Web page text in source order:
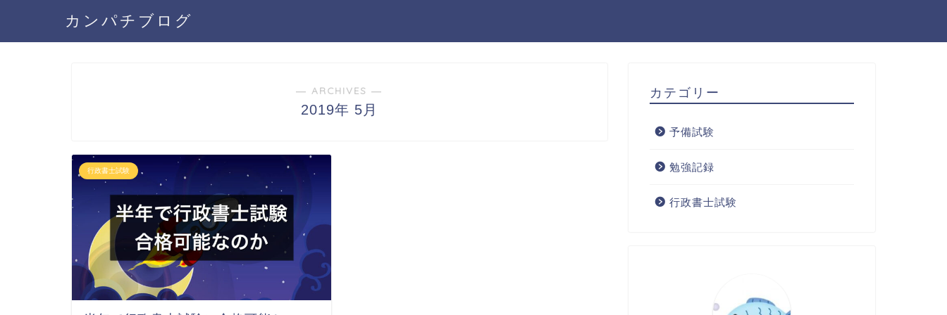
カンパチブログ
― ARCHIVES ―
2019年 5月
行政書士試験
カテゴリー
予備試験
勉強記録
行政書士試験